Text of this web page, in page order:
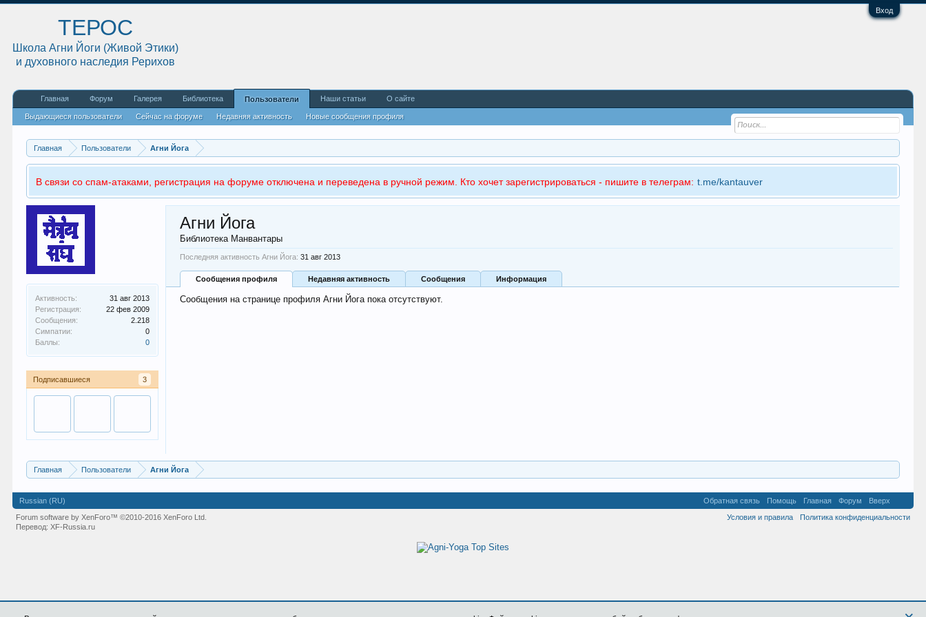
Вход
Главная Пользователи Агни Йога
В связи со спам-атаками, регистрация на форуме отключена и переведена в ручной режим. Кто хочет зарегистрироваться - пишите в телеграм: t.me/kantauver
Активность:
31 авг 2013
Регистрация:
22 фев 2009
Сообщения:
2.218
Симпатии:
0
Баллы:
0
Подписавшиеся 3
Агни Йога
Библиотека Манвантары
Последняя активность Агни Йога: 31 авг 2013
Сообщения профиля Недавняя активность Сообщения Информация
Сообщения на странице профиля Агни Йога пока отсутствуют.
Главная Пользователи Агни Йога
ТЕРОС
Школа Агни Йоги (Живой Этики)
и духовного наследия Рерихов
Главная Форум Галерея Библиотека Пользователи
Выдающиеся пользователи Сейчас на форуме Недавняя активность Новые сообщения профиля
Наши статьи О сайте
Russian (RU) Обратная связь Помощь Главная Форум
Вверх
Условия и правила
Политика конфиденциальности
Forum software by XenForo™©2010-2016 XenForo Ltd.
Перевод:XF-Russia.ru